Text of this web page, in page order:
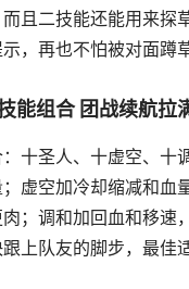
且二技能还能用来探
，再也不怕被对面蹲
能组合 团战续航拉
十圣人、十虚空、十
虚空加冷却缩减和血
；调和加回血和移速
上队友的脚步，最佳